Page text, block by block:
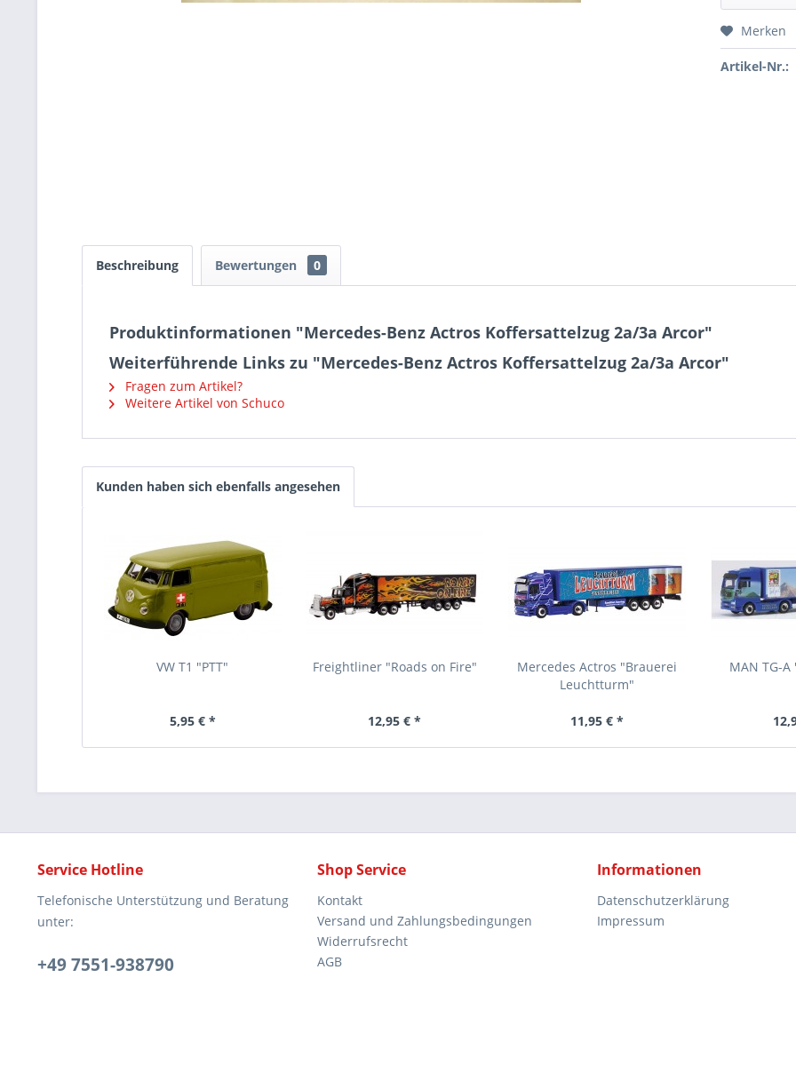
Merken
Artikel-Nr.:
Beschreibung Bewertungen 0
Produktinformationen "Mercedes-Benz Actros Koffersattelzug 2a/3a Arcor"
Weiterführende Links zu "Mercedes-Benz Actros Koffersattelzug 2a/3a Arcor"
Fragen zum Artikel?
Weitere Artikel von Schuco
Kunden haben sich ebenfalls angesehen
VW T1 "PTT"
5,95 € *
Freightliner "Roads on Fire"
12,95 € *
Mercedes Actros "Brauerei
Leuchtturm"
11,95 € *
MAN TG-
Service Hotline
Telefonische Unterstützung und Beratung
unter:
+49 7551-938790
Shop Service
Kontakt
Versand und Zahlungsbedingungen
Widerrufsrecht
AGB
Informationen
Datenschutzerklärung
Impressum